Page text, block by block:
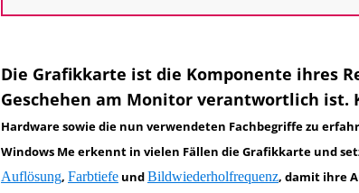
Die Grafikkarte ist die Komponente ihres
Geschehen am Monitor verantwortlich ist.
Hardware sowie die nun verwendeten Fachbegriffe zu
Windows Me erkennt in vielen Fällen die Grafikkarte und
Auflösung, Farbtiefe undBildwiederholfrequenz, damit ihre